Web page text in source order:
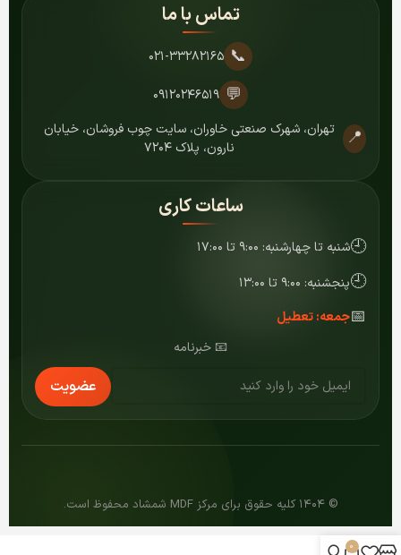
تماس با ما
📞 ۰۲۱-۳۳۲۸۲۱۶۵
💬 ۰۹۱۲۰۲۴۶۵۱۹
📍
تهران، شهرک صنعتی خاوران، سایت چوب فروشان، خیابان
نارون، پلاک ۷۲۰۴
ساعات کاری
🕘شنبه تا چهارشنبه: ۹:۰۰ تا ۱۷:۰۰
🕘پنجشنبه: ۹:۰۰ تا ۱۳:۰۰
📅جمعه: تعطیل
📧 خبرنامه
عضویت
© ۱۴۰۴ کلیه حقوق برای مرکز MDF شمشاد محفوظ است.
0